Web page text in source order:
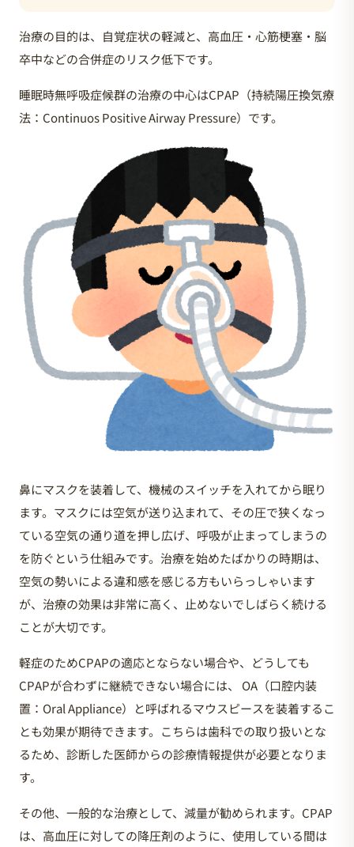
治療の目的は、自覚症状の軽減と、高血圧・心筋梗塞・脳
卒中などの合併症のリスク低下です。
睡眠時無呼吸症候群の治療の中心はCPAP（持続陽圧換気療
法：Continuos Positive Airway Pressure）です。
鼻にマスクを装着して、機械のスイッチを入れてから眠り
ます。マスクには空気が送り込まれて、その圧で狭くなっ
ている空気の通り道を押し広げ、呼吸が止まってしまうの
を防ぐという仕組みです。治療を始めたばかりの時期は、
空気の勢いによる違和感を感じる方もいらっしゃいます
が、治療の効果は非常に高く、止めないでしばらく続ける
ことが大切です。
軽症のためCPAPの適応とならない場合や、どうしても
CPAPが合わずに継続できない場合には、 OA（口腔内装
置：Oral Appliance）と呼ばれるマウスピースを装着するこ
とも効果が期待できます。こちらは歯科での取り扱いとな
るため、診断した医師からの診療情報提供が必要となりま
す。
その他、一般的な治療として、減量が勧められます。CPAP
は、高血圧に対しての降圧剤のように、使用している間は